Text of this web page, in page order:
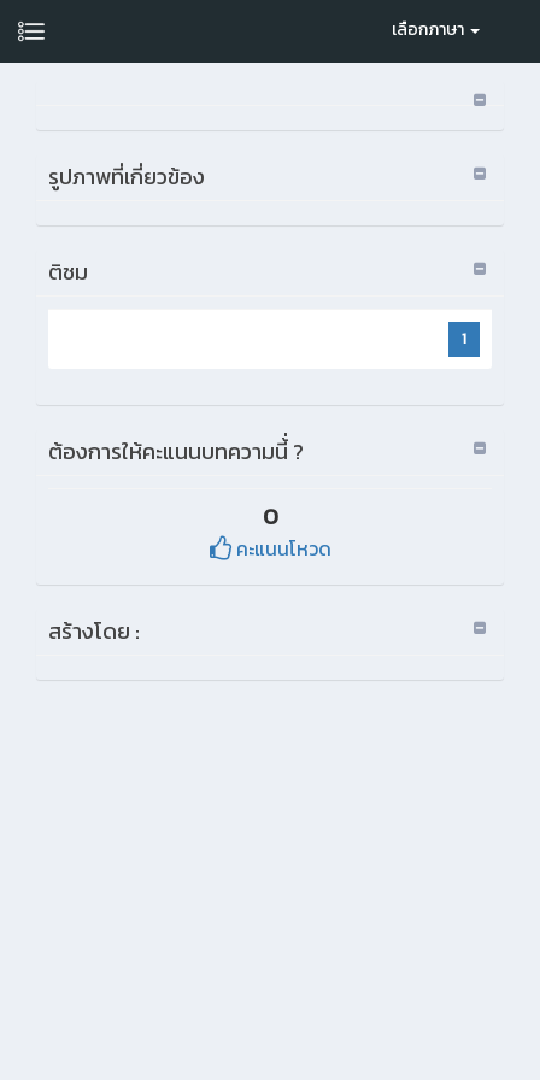
เลือกภาษา
รูปภาพที่เกี่ยวข้อง
ติชม
1
ต้องการให้คะแนนบทความนี้่ ?
0
คะแนนโหวด
สร้างโดย :